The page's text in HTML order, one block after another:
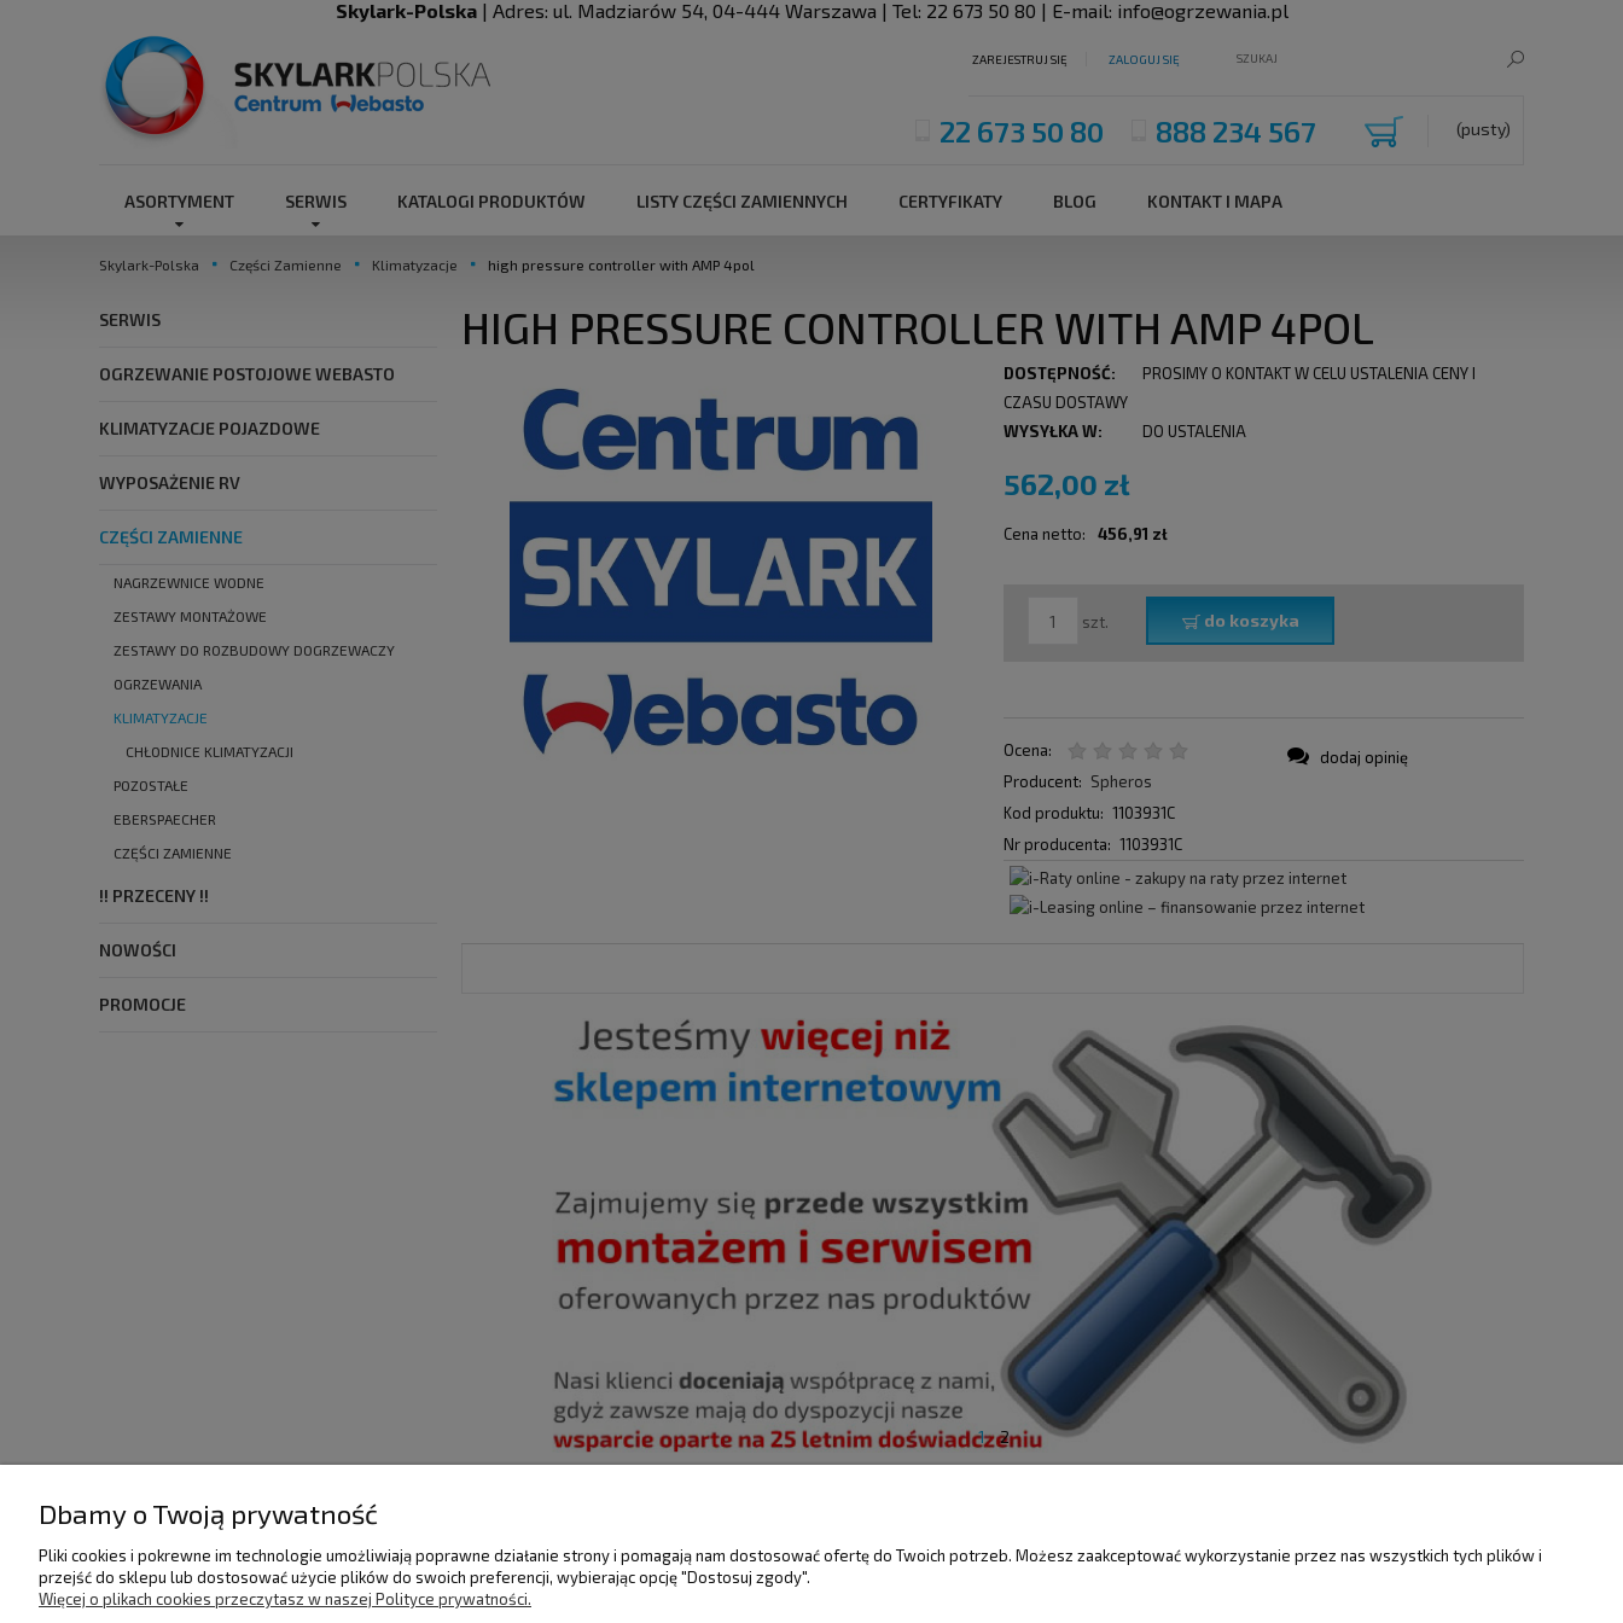
Skylark-Polska| Adres: ul. Madziarów 54, 04-444 Warszawa | Tel: 22 673 50 80 | E-mail: info@ogrzewania.pl
ZAREJESTRUJ SIĘ ZALOGUJ SIĘ
(pusty)
22 673 50 80 888 234 567
ASORTYMENT SERWIS KATALOGI PRODUKTÓW LISTY CZĘŚCI ZAMIENNYCH CERTYFIKATY BLOG KONTAKT I MAPA
Skylark-Polska Części Zamienne Klimatyzacje high pressure controller with AMP 4pol
SERWIS
OGRZEWANIE POSTOJOWE WEBASTO
KLIMATYZACJE POJAZDOWE
WYPOSAŻENIE RV
CZĘŚCI ZAMIENNE
NAGRZEWNICE WODNE
ZESTAWY MONTAŻOWE
ZESTAWY DO ROZBUDOWY DOGRZEWACZY
OGRZEWANIA
KLIMATYZACJE
CHŁODNICE KLIMATYZACJI
POZOSTAŁE
EBERSPAECHER
CZĘŚCI ZAMIENNE
!! PRZECENY !!
NOWOŚCI
PROMOCJE
HIGH PRESSURE CONTROLLER WITH AMP 4POL
DOSTĘPNOŚĆ:
PROSIMY O KONTAKT W CELU USTALENIA CENY I
CZASU DOSTAWY
WYSYŁKA W:
DO USTALENIA
562,00 zł
Cena netto: 456,91 zł
szt. do koszyka
Ocena:
Producent: Spheros
Kod produktu: 1103931C
Nr producenta: 1103931C
dodaj opinię
1 2
POMOC
Regulamin
DOSTAWA I PŁATNOŚCI
Raty/Leasing
MOJE KONTO GWARANCJA I ZWROTY O FIRMIE
Dbamy o Twoją prywatność
Pliki cookies i pokrewne im technologie umożliwiają poprawne działanie strony i pomagają nam dostosować ofertę do Twoich potrzeb. Możesz zaakceptować wykorzystanie przez nas wszystkich tych plików i
przejść do sklepu lub dostosować użycie plików do swoich preferencji, wybierając opcję "Dostosuj zgody".
Więcej o plikach cookies przeczytasz w naszej Polityce prywatności.